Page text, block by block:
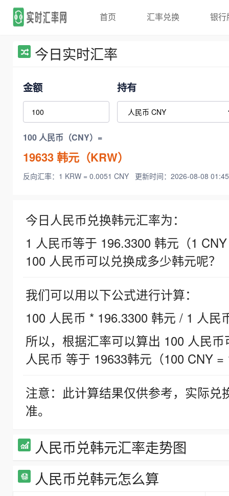
首页 汇率兑换 银行
今日实时汇率
金额 持有
100 人民币（CNY）=
19633韩元（KRW）
反向汇率：1 KRW = 0.0051 CNY 更新时间：2026-08-08
今日人民币兑换韩元汇率为：
1 人民币等于 196.3300 韩元（1
100 人民币可以兑换成多少韩元呢？
我们可以用以下公式进行计算：
100 人民币 * 196.3300 韩元 / 1 人民
所以，根据汇率可以算出 100 人民
人民币 等于 19633韩元（100 CNY =
注意：此计算结果仅供参考，实际
准。
人民币兑韩元汇率走势图
人民币兑韩元怎么算